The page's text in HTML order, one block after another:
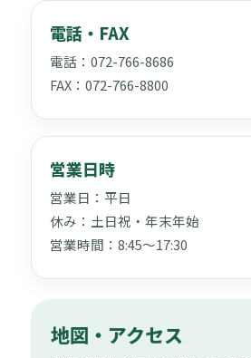
電話・FAX
電話：072-766-8686
FAX：072-766-8800
営業日時
営業日：平日
休み：土日祝・年末年始
営業時間：8:45〜17:30
地図・アクセス